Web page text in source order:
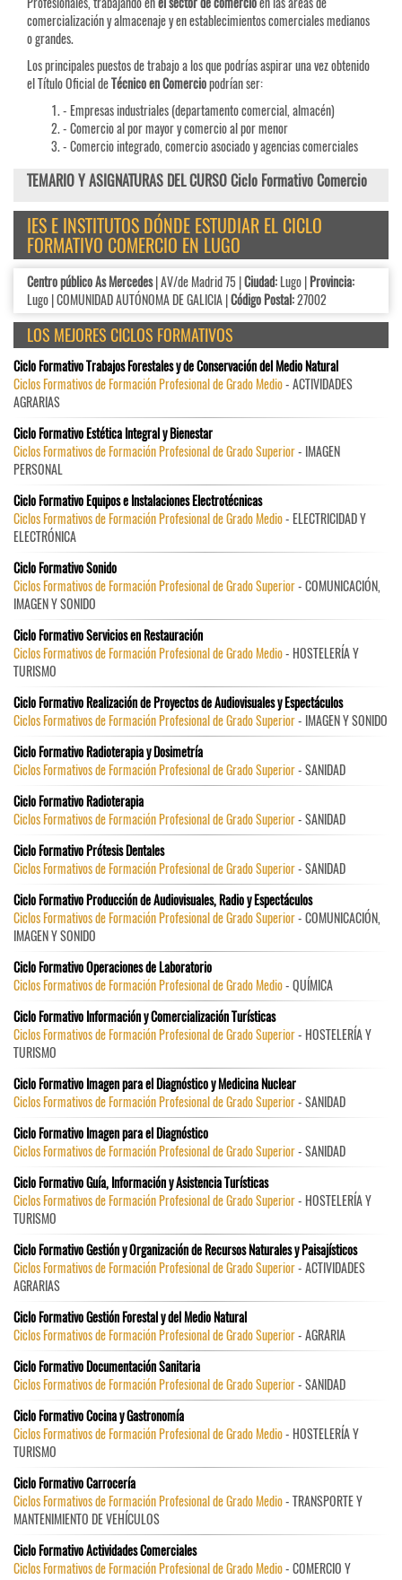
comercialización y almacenaje y en establecimientos comerciales medianos
o grandes.
Los principales puestos de trabajo a los que podrías aspirar una vez obtenido
el Título Oficial deTécnico en Comerciopodrían ser:
- Empresas industriales (departamento comercial, almacén)
- Comercio al por mayor y comercio al por menor
- Comercio integrado, comercio asociado y agencias comerciales
TEMARIO Y ASIGNATURAS DEL CURSO Ciclo Formativo Comercio
IES E INSTITUTOS DÓNDE ESTUDIAR EL CICLO
FORMATIVO COMERCIO EN LUGO
Centro público As Mercedes| AV/de Madrid 75 |Ciudad:Lugo |Provincia:
Lugo | COMUNIDAD AUTÓNOMA DE GALICIA |Código Postal:27002
LOS MEJORES CICLOS FORMATIVOS
Ciclo Formativo Trabajos Forestales y de Conservación del Medio Natural
Ciclos Formativos de Formación Profesional de Grado Medio- ACTIVIDADES
AGRARIAS
Ciclo Formativo Estética Integral y Bienestar
Ciclos Formativos de Formación Profesional de Grado Superior- IMAGEN
PERSONAL
Ciclo Formativo Equipos e Instalaciones Electrotécnicas
Ciclos Formativos de Formación Profesional de Grado Medio- ELECTRICIDAD Y
ELECTRÓNICA
Ciclo Formativo Sonido
Ciclos Formativos de Formación Profesional de Grado Superior- COMUNICACIÓN,
IMAGEN Y SONIDO
Ciclo Formativo Servicios en Restauración
Ciclos Formativos de Formación Profesional de Grado Medio- HOSTELERÍA Y
TURISMO
Ciclo Formativo Realización de Proyectos de Audiovisuales y Espectáculos
Ciclos Formativos de Formación Profesional de Grado Superior- IMAGEN Y SONIDO
Ciclo Formativo Radioterapia y Dosimetría
Ciclos Formativos de Formación Profesional de Grado Superior- SANIDAD
Ciclo Formativo Radioterapia
Ciclos Formativos de Formación Profesional de Grado Superior- SANIDAD
Ciclo Formativo Prótesis Dentales
Ciclos Formativos de Formación Profesional de Grado Superior- SANIDAD
Ciclo Formativo Producción de Audiovisuales, Radio y Espectáculos
Ciclos Formativos de Formación Profesional de Grado Superior- COMUNICACIÓN,
IMAGEN Y SONIDO
Ciclo Formativo Operaciones de Laboratorio
Ciclos Formativos de Formación Profesional de Grado Medio- QUÍMICA
Ciclo Formativo Información y Comercialización Turísticas
Ciclos Formativos de Formación Profesional de Grado Superior- HOSTELERÍA Y
TURISMO
Ciclo Formativo Imagen para el Diagnóstico y Medicina Nuclear
Ciclos Formativos de Formación Profesional de Grado Superior- SANIDAD
Ciclo Formativo Imagen para el Diagnóstico
Ciclos Formativos de Formación Profesional de Grado Superior- SANIDAD
Ciclo Formativo Guía, Información y Asistencia Turísticas
Ciclos Formativos de Formación Profesional de Grado Superior- HOSTELERÍA Y
TURISMO
Ciclo Formativo Gestión y Organización de Recursos Naturales y Paisajísticos
Ciclos Formativos de Formación Profesional de Grado Superior- ACTIVIDADES
AGRARIAS
Ciclo Formativo Gestión Forestal y del Medio Natural
Ciclos Formativos de Formación Profesional de Grado Superior- AGRARIA
Ciclo Formativo Documentación Sanitaria
Ciclos Formativos de Formación Profesional de Grado Superior- SANIDAD
Ciclo Formativo Cocina y Gastronomía
Ciclos Formativos de Formación Profesional de Grado Medio- HOSTELERÍA Y
TURISMO
Ciclo Formativo Carrocería
Ciclos Formativos de Formación Profesional de Grado Medio- TRANSPORTE Y
MANTENIMIENTO DE VEHÍCULOS
Ciclo Formativo Actividades Comerciales
Ciclos Formativos de Formación Profesional de Grado Medio- COMERCIO Y